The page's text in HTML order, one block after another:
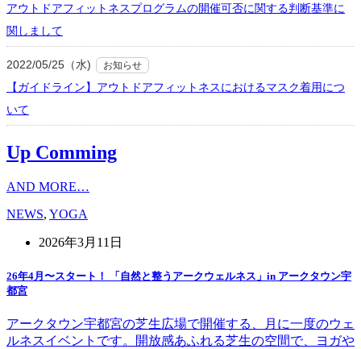
アウトドアフィットネスプログラムの開催可否に関する判断基準に
関しまして
2022/05/25（水) お知らせ
【ガイドライン】アウトドアフィットネスにおけるマスク着用につ
いて
Up Comming
AND MORE…
NEWS, YOGA
2026年3月11日
26年4月〜スタート！ 「自然と整うアークウェルネス」in アークタウン宇
都宮
アークタウン宇都宮の芝生広場で開催する、月に一度のウェ
ルネスイベントです。開放感あふれる芝生の空間で、ヨガや